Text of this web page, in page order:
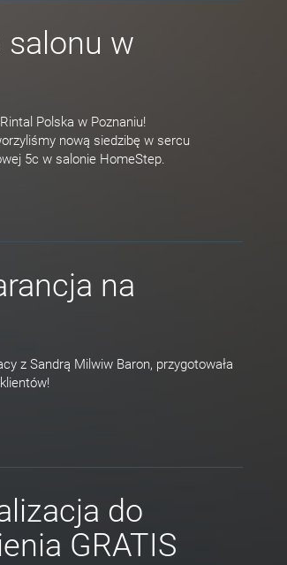
salonu w
Polska w Poznaniu!
nową siedzibę w sercu
5c w salonie HomeStep.
na
z Sandrą Milwiw Baron, przygotowała
do
GRATIS